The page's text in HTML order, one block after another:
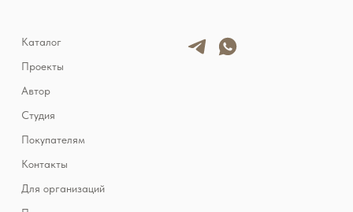
Каталог
Проекты
Автор
Студия
Покупателям
Контакты
Для организаций